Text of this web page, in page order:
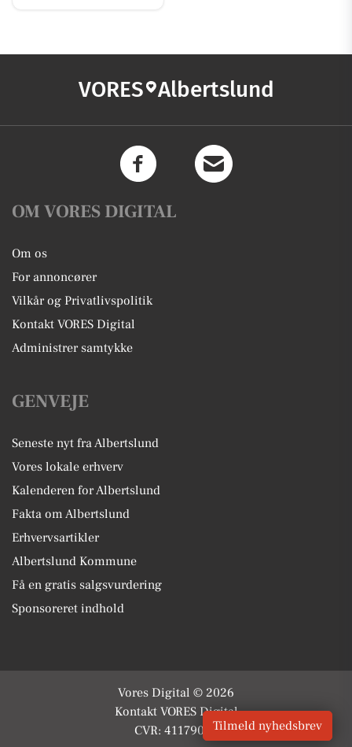
VORES Albertslund
OM VORES DIGITAL
Om os
For annoncører
Vilkår og Privatlivspolitik
Kontakt VORES Digital
Administrer samtykke
GENVEJE
Seneste nyt fra Albertslund
Vores lokale erhverv
Kalenderen for Albertslund
Fakta om Albertslund
Erhvervsartikler
Albertslund Kommune
Få en gratis salgsvurdering
Sponsoreret indhold
Vores Digital © 2026
Kontakt VORES Digital
CVR: 41179082Tilmeld nyhedsbrev